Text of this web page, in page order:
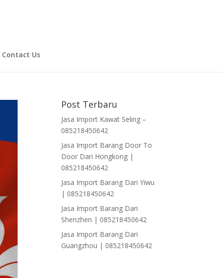
Contact Us
Post Terbaru
Jasa Import Kawat Seling –
085218450642
Jasa Import Barang Door To
Door Dari Hongkong |
085218450642
Jasa Import Barang Dari Yiwu
| 085218450642
Jasa Import Barang Dari
Shenzhen | 085218450642
Jasa Import Barang Dari
Guangzhou | 085218450642